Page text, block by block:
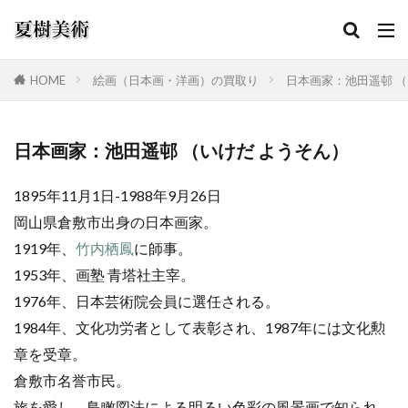
HOME 絵画（日本画・洋画）の買取り 日本画家：池田遥邨
日本画家：池田遥邨 （いけだ ようそん）
1895年11月1日-1988年9月26日
岡山県倉敷市出身の日本画家。
1919年、 竹内栖鳳に師事。
1953年、画塾 青塔社主宰。
1976年、日本芸術院会員に選任される。
1984年、文化功労者として表彰され、1987年には文化勲
章を受章。
倉敷市名誉市民。
カテゴリー
検索